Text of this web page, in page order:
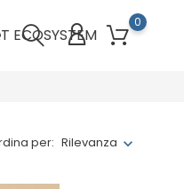
0
ECOSYSTEM
per: Rilevanza